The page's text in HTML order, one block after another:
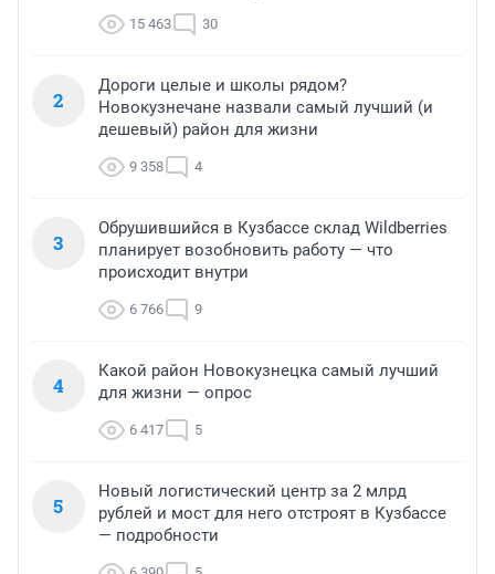
15 463 30
2
Дороги целые и школы рядом?
Новокузнечане назвали самый лучший (и
дешевый) район для жизни
9 358 4
3
Обрушившийся в Кузбассе склад Wildberries
планирует возобновить работу — что
происходит внутри
6 766 9
4
Какой район Новокузнецка самый лучший
для жизни — опрос
6 417 5
5
Новый логистический центр за 2 млрд
рублей и мост для него отстроят в Кузбассе
— подробности